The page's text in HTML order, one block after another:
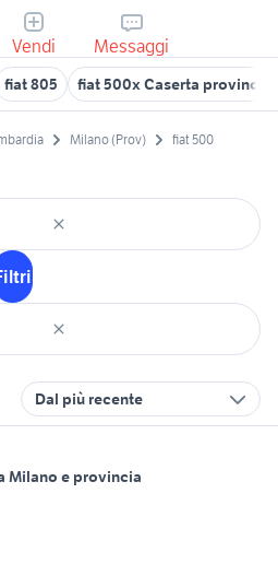
Vendi Messaggi
fiat 805 fiat 500x Caserta provincia
Milano (Prov) fiat 500
Dal più recente
Milano e provincia